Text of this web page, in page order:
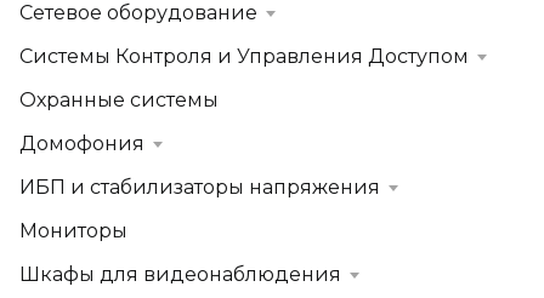
Сетевое оборудование
Системы Контроля и Управления Доступом
Охранные системы
Домофония
ИБП и стабилизаторы напряжения
Мониторы
Шкафы для видеонаблюдения